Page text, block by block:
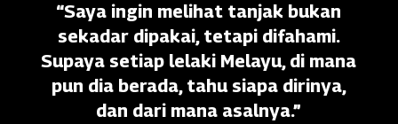
“Saya ingin melihat tanjak bukan
sekadar dipakai, tetapi difahami.
Supaya setiap lelaki Melayu, di mana
pun dia berada, tahu siapa dirinya,
dan dari mana asalnya.”